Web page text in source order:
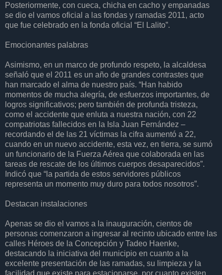
Posteriormente, con cueca, chicha en cacho y empanadas
se dio el vamos oficial a las fondas y ramadas 2011, acto
que fue celebrado en la fonda oficial “El Lalito”.
Emocionantes palabras
Asimismo, en un marco de profundo respeto, la alcaldesa
señaló que el 2011 es un año de grandes contrastes que
han marcado el alma de nuestro país. “Han habido
momentos de mucha alegría, de esfuerzos importantes, de
logros significativos; pero también de profunda tristeza,
como el accidente que enluta a nuestra nación, con 22
compatriotas fallecidos en la Isla Juan Fernández –
recordando el de las 21 víctimas la cifra aumentó a 22,
cuando en un nuevo accidente, esta vez, en tierra, se sumó
un funcionario de la Fuerza Aérea que colaborada en las
tareas de rescate de los últimos cuerpos desaparecidos”.
Indicó que “la partida de estos servidores públicos
representa un momento muy duro para todos nosotros”.
Destacan instalaciones
Apenas se dio el vamos a la inauguración, cientos de
personas comenzaron a ingresar al recinto ubicado entre las
calles Héroes de la Concepción y Tadeo Haenke,
destacando la iniciativa del municipio en cuanto a la
excelente presentación de las ramadas, su limpieza y la
facilidad que existe para estacionarse, por cuanto existen